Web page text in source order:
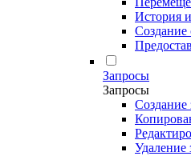
История
Создание
Запросы
Запросы
Создание
Удаление